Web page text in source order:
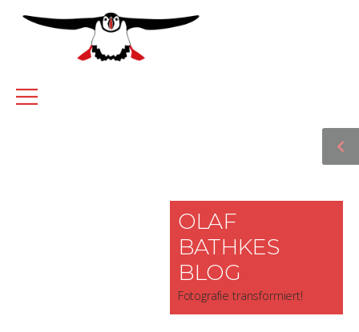
OLAF
BATHKES
BLOG
Fotografie transformiert!